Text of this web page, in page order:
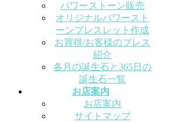
パワーストーン販売
オリジナルパワースト
ーンブレスレット作成
お買得/お客様のブレス
紹介
各月の誕生石と365日の
誕生石一覧
お店案内
お店案内
サイトマップ